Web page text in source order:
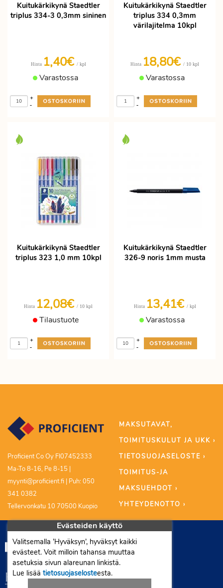
Kuitukärkikynä Staedtler
triplus 334-3 0,3mm sininen
Hinta 1,40€ / kpl
Varastossa
-
+
Kuitukärkikynä Staedtler
triplus 334 0,3mm
värilajitelma 10kpl
Hinta 18,80€ / 10 kpl
Varastossa
-
+
Kuitukärkikynä Staedtler
triplus 323 1,0 mm 10kpl
Hinta 12,08€ / 10 kpl
Tilaustuote
-
+
Kuitukärkikynä Staedtler
326-9 noris 1mm musta
Hinta 13,41€ / kpl
Varastossa
-
+
Proficient Co Oy FI07452333
Ma-To 8-16, Pe 8-15 |
myynti@proficient.fi | Puh: 050
341 0382
Tellervonkatu 10 70500 Kuopio
MAKSUTAVAT,
TOIMITUSKULUT JA UKK ›
TIETOSUOJASELOSTE ›
TOIMITUS-JA
MAKSUEHDOT ›
YHTEYDENOTTO ›
Evästeiden käyttö
Valitsemalla ’Hyväksyn’, hyväksyt kaikki
evästeet. Voit milloin tahansa muuttaa
asetuksia sivun alareunan linkistä.
Lue lisää tietosuojaselosteesta.